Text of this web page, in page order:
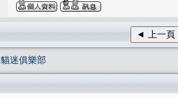
◄ 上一頁
貓迷俱樂部